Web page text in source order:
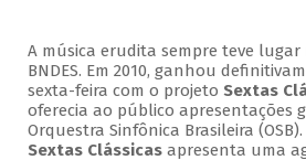
A música erudita sempre teve
BNDES. Em 2010, ganhou
sexta-feira com o projeto Sextas
oferecia ao público apresentações
Orquestra Sinfônica Brasileira
Sextas Clássicasapresenta uma